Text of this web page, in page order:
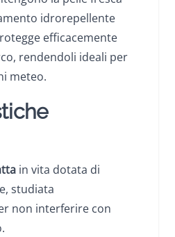
idrorepellente
efficacemente
rendendoli ideali per
meteo.
in vita dotata di
studiata
non interferire con